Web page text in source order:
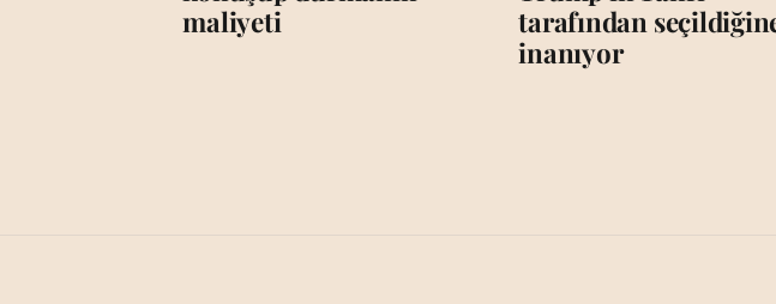
maliyeti
tarafından
inanıyor